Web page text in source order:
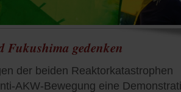
Fukushima gedenken
der beiden Reaktorkatastrophen
AKW-Bewegung eine